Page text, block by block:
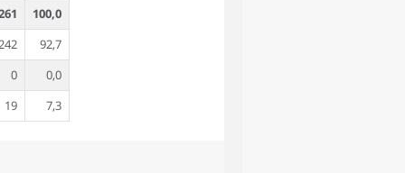
100,0
92,7
0
0,0
19
7,3